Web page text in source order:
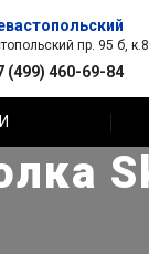
пр. 95 б, к.8
(499) 460-69-84